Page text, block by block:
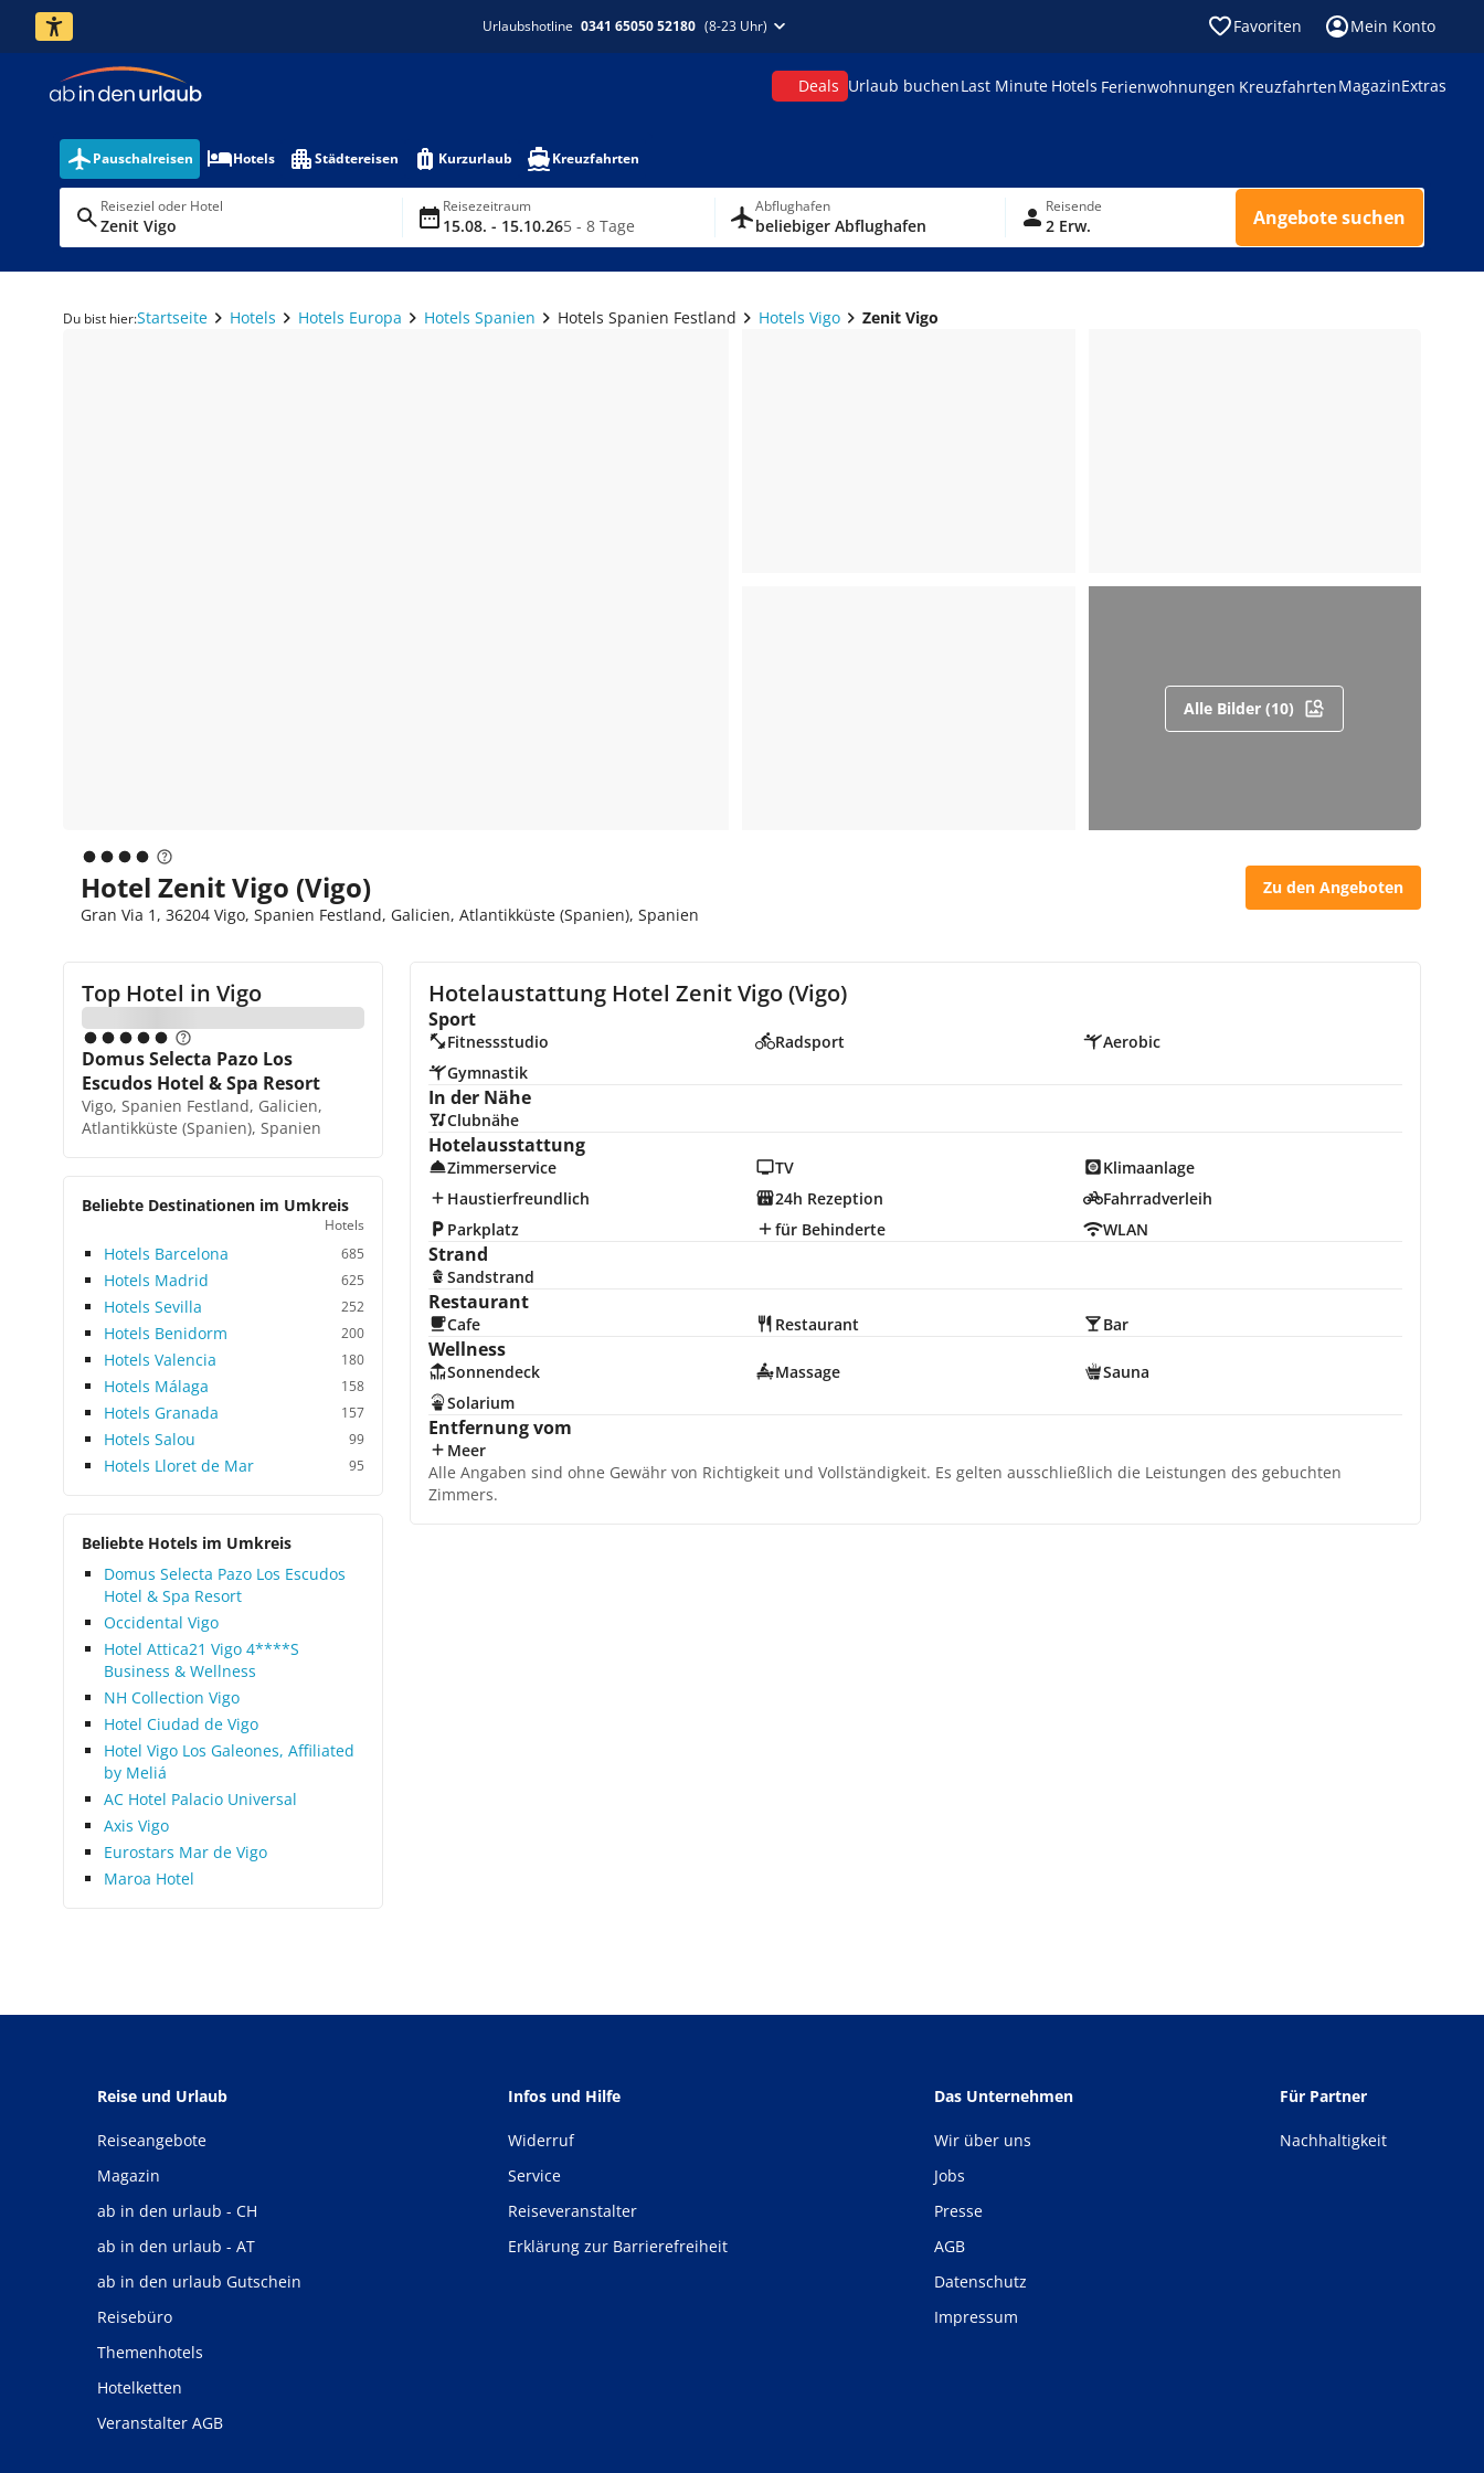
Urlaubshotline 0341 65050 52180 (8-23 Uhr) Favoriten Mein Konto
Deals Urlaub buchenLast Minute Hotels Ferienwohnungen KreuzfahrtenMagazinExtras
Pauschalreisen Hotels Städtereisen Kurzurlaub Kreuzfahrten
Reiseziel oder Hotel
Zenit Vigo
Reisezeitraum
15.08. - 15.10.265 - 8 Tage
Abflughafen
beliebiger Abflughafen
Reisende
2 Erw. Angebote suchen
Du bist hier:Startseite Hotels Hotels Europa Hotels Spanien Hotels Spanien Festland Hotels Vigo Zenit Vigo
Alle Bilder (10)
Hotel Zenit Vigo (Vigo)
Gran Via 1, 36204 Vigo, Spanien Festland, Galicien, Atlantikküste (Spanien), Spanien
Zu den Angeboten
Top Hotel in Vigo
Domus Selecta Pazo Los
Escudos Hotel & Spa Resort
Vigo, Spanien Festland, Galicien,
Atlantikküste (Spanien), Spanien
Beliebte Destinationen im Umkreis
Hotels
Hotels Barcelona 685
Hotels Madrid 625
Hotels Sevilla 252
Hotels Benidorm 200
Hotels Valencia 180
Hotels Málaga 158
Hotels Granada 157
Hotels Salou 99
Hotels Lloret de Mar 95
Beliebte Hotels im Umkreis
Domus Selecta Pazo Los Escudos
Hotel & Spa Resort
Occidental Vigo
Hotel Attica21 Vigo 4****S
Business & Wellness
NH Collection Vigo
Hotel Ciudad de Vigo
Hotel Vigo Los Galeones, Affiliated
by Meliá
AC Hotel Palacio Universal
Axis Vigo
Eurostars Mar de Vigo
Maroa Hotel
Hotelaustattung Hotel Zenit Vigo (Vigo)
Sport
Fitnessstudio Radsport
Aerobic
Gymnastik
In der Nähe
Clubnähe
Hotelausstattung
Zimmerservice TV
Klimaanlage
Haustierfreundlich
24h Rezeption
Fahrradverleih
Parkplatz
für Behinderte WLAN
Strand
Sandstrand
Restaurant
Cafe Restaurant Bar
Wellness
Sonnendeck Massage
Sauna
Solarium
Entfernung vom
Meer
Alle Angaben sind ohne Gewähr von Richtigkeit und Vollständigkeit. Es gelten ausschließlich die Leistungen des gebuchten
Zimmers.
Reise und Urlaub
Reiseangebote
Magazin
ab in den urlaub - CH
ab in den urlaub - AT
ab in den urlaub Gutschein
Reisebüro
Themenhotels
Hotelketten
Veranstalter AGB
Infos und Hilfe
Widerruf
Service
Reiseveranstalter
Erklärung zur Barrierefreiheit
Das Unternehmen
Wir über uns
Jobs
Presse
AGB
Datenschutz
Impressum
Für Partner
Nachhaltigkeit